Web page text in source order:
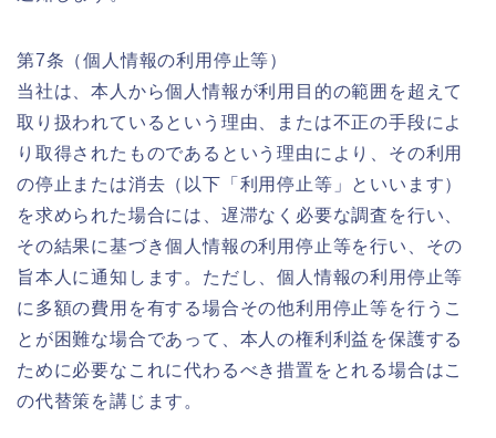
第7条（個人情報の利用停止等）
当社は、本人から個人情報が利用目的の範囲を超えて
取り扱われているという理由、または不正の手段によ
り取得されたものであるという理由により、その利用
の停止または消去（以下「利用停止等」といいます）
を求められた場合には、遅滞なく必要な調査を行い、
その結果に基づき個人情報の利用停止等を行い、その
旨本人に通知します。ただし、個人情報の利用停止等
に多額の費用を有する場合その他利用停止等を行うこ
とが困難な場合であって、本人の権利利益を保護する
ために必要なこれに代わるべき措置をとれる場合はこ
の代替策を講じます。